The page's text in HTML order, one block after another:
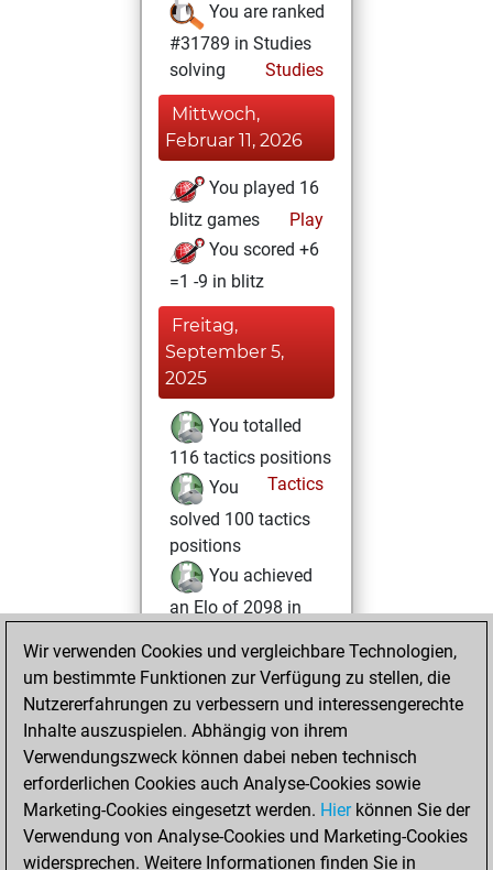
You are ranked
#31789 in Studies
solving
Studies
Mittwoch,
Februar 11, 2026
You played 16
blitz games
Play
You scored +6
=1 -9 in blitz
Freitag,
September 5,
2025
You totalled
116 tactics positions
Tactics
You
solved 100 tactics
positions
You achieved
an Elo of 2098 in
You had a best
sprint of 53 positions
Sonntag,
Oktober 6, 2024
You created
your Fritz account
Wir verwenden Cookies und vergleichbare Technologien,
um bestimmte Funktionen zur Verfügung zu stellen, die
Nutzererfahrungen zu verbessern und interessengerechte
Inhalte auszuspielen. Abhängig von ihrem
Verwendungszweck können dabei neben technisch
erforderlichen Cookies auch Analyse-Cookies sowie
Marketing-Cookies eingesetzt werden. Hierkönnen Sie der
Verwendung von Analyse-Cookies und Marketing-Cookies
widersprechen. Weitere Informationen finden Sie in